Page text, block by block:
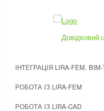
Довідковий
ІНТЕГРАЦІЯ LIRA-FEM.
РОБОТА ІЗ LIRA-FEM
РОБОТА ІЗ LIRA-CAD